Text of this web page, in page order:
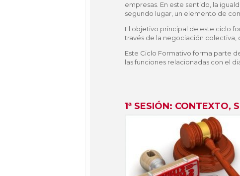
empresas. En este sentido, la
segundo lugar, un elemento de
El objetivo principal de este ciclo
través de la negociación colectiva,
Este Ciclo Formativo forma parte
las funciones relacionadas con el
1ª SESIÓN: CONTEXTO,